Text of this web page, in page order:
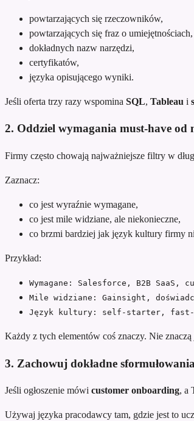
powtarzających się rzeczowników,
powtarzających się fraz o umiejętnościach,
dokładnych nazw narzędzi,
certyfikatów,
języka opisującego wyniki.
Jeśli oferta trzy razy wspomina SQL, Tableau i
2. Oddziel wymagania must-have od
Firmy często chowają najważniejsze filtry w
Zaznacz:
co jest wyraźnie wymagane,
co jest mile widziane, ale niekonieczne,
co brzmi bardziej jak język kultury firmy
Przykład:
Wymagane: Salesforce, B2B SaaS,
Mile widziane: Gainsight,
Język kultury: self-starter, fast-
Każdy z tych elementów coś znaczy. Nie znaczą
3. Zachowuj dokładne
Jeśli ogłoszenie mówi customer onboarding, a
Używaj języka pracodawcy tam, gdzie jest to